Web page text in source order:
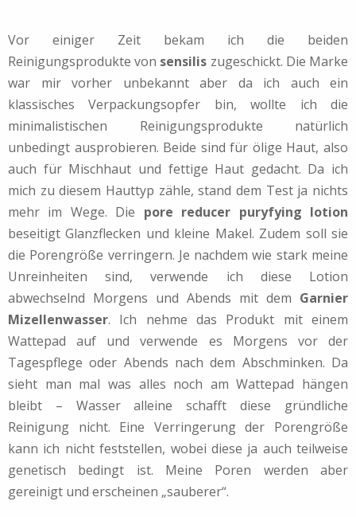
Vor einiger Zeit bekam ich die beiden
Reinigungsprodukte von sensilis zugeschickt. Die Marke
war mir vorher unbekannt aber da ich auch ein
klassisches Verpackungsopfer bin, wollte ich die
minimalistischen Reinigungsprodukte natürlich
unbedingt ausprobieren. Beide sind für ölige Haut, also
auch für Mischhaut und fettige Haut gedacht. Da ich
mich zu diesem Hauttyp zähle, stand dem Test ja nichts
mehr im Wege. Die pore reducer puryfying lotion
beseitigt Glanzflecken und kleine Makel. Zudem soll sie
die Porengröße verringern. Je nachdem wie stark meine
Unreinheiten sind, verwende ich diese Lotion
abwechselnd Morgens und Abends mit dem Garnier
Mizellenwasser. Ich nehme das Produkt mit einem
Wattepad auf und verwende es Morgens vor der
Tagespflege oder Abends nach dem Abschminken. Da
sieht man mal was alles noch am Wattepad hängen
bleibt – Wasser alleine schafft diese gründliche
Reinigung nicht. Eine Verringerung der Porengröße
kann ich nicht feststellen, wobei diese ja auch teilweise
genetisch bedingt ist. Meine Poren werden aber
gereinigt und erscheinen „sauberer“.